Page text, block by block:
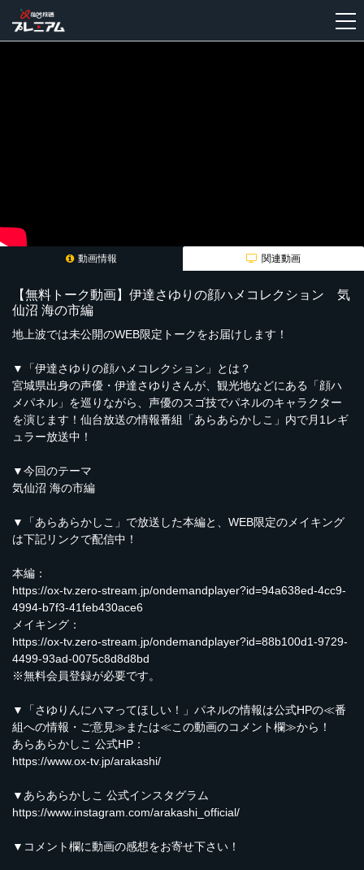
動画情報 関連動画
【無料トーク動画】伊達さゆりの顔ハメコレクション 気
仙沼 海の市編
地上波では未公開のWEB限定トークをお届けします！
▼「伊達さゆりの顔ハメコレクション」とは？
宮城県出身の声優・伊達さゆりさんが、観光地などにある「顔ハ
メパネル」を巡りながら、声優のスゴ技でパネルのキャラクター
を演じます！仙台放送の情報番組「あらあらかしこ」内で月1レギ
ュラー放送中！
▼今回のテーマ
気仙沼 海の市編
▼「あらあらかしこ」で放送した本編と、WEB限定のメイキング
は下記リンクで配信中！
本編：
https://ox-tv.zero-stream.jp/ondemandplayer?id=94a638ed-4cc9-
4994-b7f3-41feb430ace6
メイキング：
https://ox-tv.zero-stream.jp/ondemandplayer?id=88b100d1-9729-
4499-93ad-0075c8d8d8bd
※無料会員登録が必要です。
▼「さゆりんにハマってほしい！」パネルの情報は公式HPの≪番
組への情報・ご意見≫または≪この動画のコメント欄≫から！
あらあらかしこ 公式HP：
https://www.ox-tv.jp/arakashi/
▼あらあらかしこ 公式インスタグラム
https://www.instagram.com/arakashi_official/
▼コメント欄に動画の感想をお寄せ下さい！